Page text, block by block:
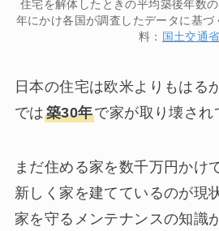
住宅を解体したときの平均築後年数
年にかけ各国が調査したデータに基
料： 国土交通省
日本の住宅は欧米よりもはる
では築30年で家が取り壊され
まだ住める家を数千万円かけ
新しく家を建てているのが現
家を守るメンテナンスの知識